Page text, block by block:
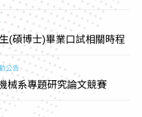
(碩博士)畢業口試相關時程
公告
械系專題研究論文競賽